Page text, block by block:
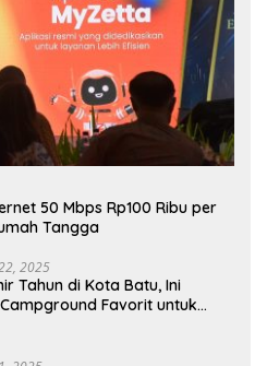
50 Mbps Rp100 Ribu per
Tangga
2025
Tahun di Kota Batu, Ini
Favorit untuk